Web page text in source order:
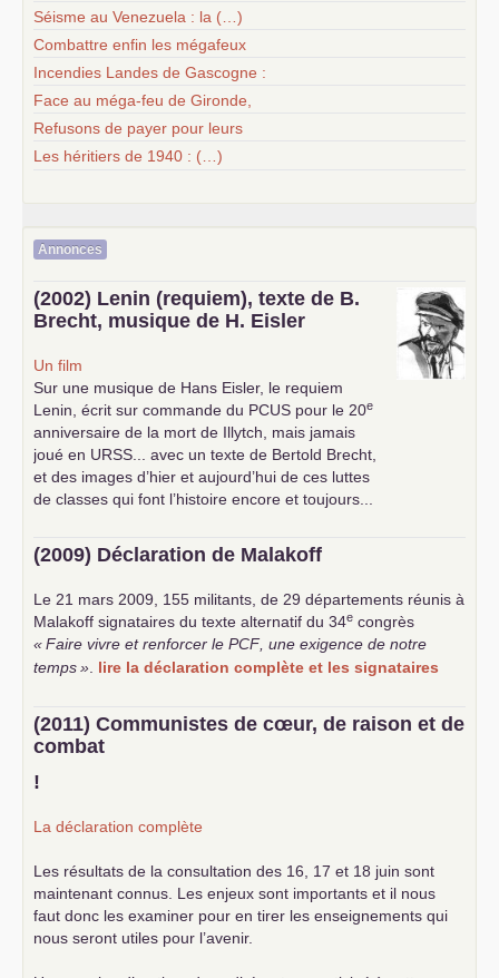
Séisme au Venezuela : la (…)
Combattre enfin les mégafeux
Incendies Landes de Gascogne :
Face au méga-feu de Gironde,
Refusons de payer pour leurs
Les héritiers de 1940 : (…)
Annonces
(2002) Lenin (requiem), texte de B.
Brecht, musique de H. Eisler
Un film
Sur une musique de Hans Eisler, le requiem
Lenin, écrit sur commande du PCUS pour le 20e
anniversaire de la mort de Illytch, mais jamais
joué en URSS ... avec un texte de Bertold Brecht,
et des images d’hier et aujourd’hui de ces luttes
de classes qui font l’histoire encore et toujours...
(2009) Déclaration de Malakoff
Le 21 mars 2009, 155 militants, de 29 départements réunis à
Malakoff signataires du texte alternatif du 34e congrès
«Faire vivre et renforcer le PCF , une exigence de notre
temps» lire la déclaration complète et les signataires
(2011) Communistes de cœur, de raison et de
combat
!
La déclaration complète
Les résultats de la consultation des 16, 17 et 18 juin sont
maintenant connus. Les enjeux sont importants et il nous
faut donc les examiner pour en tirer les enseignements qui
nous seront utiles pour l’avenir.